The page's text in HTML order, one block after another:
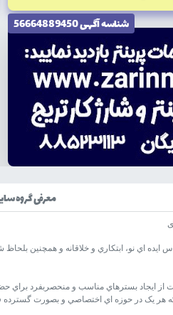
شناسه آگهى 56664889450
معرفی گروه
ايده اي نو، ابتکاري و خلاقانه و همچنين
از ايجاد بسترهاي مناسب و منحصربفرد براي
هر يک در حوزه اي اختصاصي و بصورت گسترده